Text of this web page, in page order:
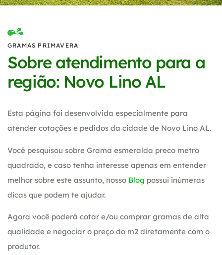
GRAMAS PRIMAVERA
Sobre atendimento para a
região: Novo Lino AL
Esta página foi desenvolvida especialmente para
atender cotações e pedidos da cidade de Novo Lino AL.
Você pesquisou sobre Grama esmeralda preco metro
quadrado, e caso tenha interesse apenas em entender
melhor sobre este assunto, nosso Blog possui inúmeras
dicas que podem te ajudar.
Agora você poderá cotar e/ou comprar gramas de alta
qualidade e negociar o preço do m2 diretamente com o
produtor.